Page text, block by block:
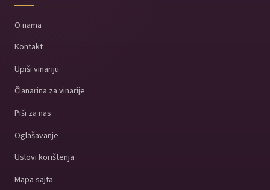
O nama
Kontakt
Upiši vinariju
Članarina za vinarije
Piši za nas
Oglašavanje
Uslovi korištenja
Mapa sajta